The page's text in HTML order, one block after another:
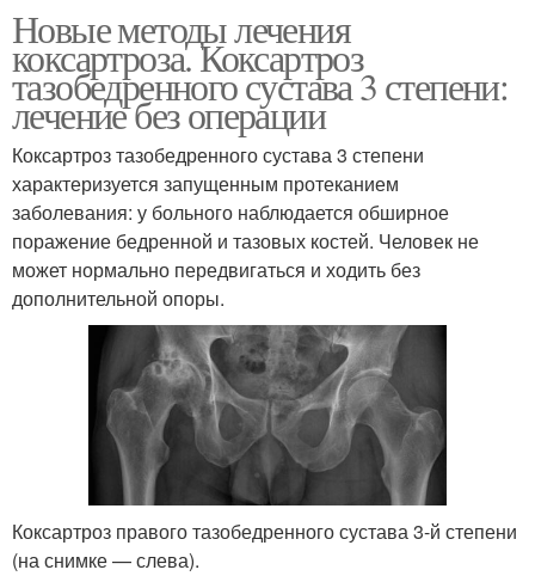
Новые методы лечения
коксартроза. Коксартроз
тазобедренного сустава 3 степени:
лечение без операции
Коксартроз тазобедренного сустава 3 степени
характеризуется запущенным протеканием
заболевания: у больного наблюдается обширное
поражение бедренной и тазовых костей. Человек не
может нормально передвигаться и ходить без
дополнительной опоры.
Коксартроз правого тазобедренного сустава 3-й степени
(на снимке — слева).